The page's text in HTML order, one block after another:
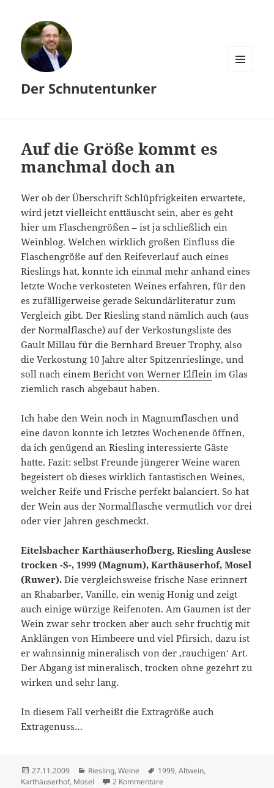
Der Schnutentunker
Auf die Größe kommt es
manchmal doch an
Wer ob der Überschrift Schlüpfrigkeiten erwartete,
wird jetzt vielleicht enttäuscht sein, aber es geht
hier um Flaschengrößen – ist ja schließlich ein
Weinblog. Welchen wirklich großen Einfluss die
Flaschengröße auf den Reifeverlauf auch eines
Rieslings hat, konnte ich einmal mehr anhand eines
letzte Woche verkosteten Weines erfahren, für den
es zufälligerweise gerade Sekundärliteratur zum
Vergleich gibt. Der Riesling stand nämlich auch (aus
der Normalflasche) auf der Verkostungsliste des
Gault Millau für die Bernhard Breuer Trophy, also
die Verkostung 10 Jahre alter Spitzenrieslinge, und
soll nach einemBericht von Werner Elflein im Glas
ziemlich rasch abgebaut haben.
Ich habe den Wein noch in Magnumflaschen und
eine davon konnte ich letztes Wochenende öffnen,
da ich genügend an Riesling interessierte Gäste
hatte. Fazit: selbst Freunde jüngerer Weine waren
begeistert ob dieses wirklich fantastischen Weines,
welcher Reife und Frische perfekt balanciert. So hat
der Wein aus der Normalflasche vermutlich vor drei
oder vier Jahren geschmeckt.
Eitelsbacher Karthäuserhofberg, Riesling Auslese
trocken -S-, 1999 (Magnum), Karthäuserhof, Mosel
(Ruwer). Die vergleichsweise frische Nase erinnert
an Rhabarber, Vanille, ein wenig Honig und zeigt
auch einige würzige Reifenoten. Am Gaumen ist der
Wein zwar sehr trocken aber auch sehr fruchtig mit
Anklängen von Himbeere und viel Pfirsich, dazu ist
er wahnsinnig mineralisch von der ‚rauchigen‘ Art.
Der Abgang ist mineralisch, trocken ohne gezehrt zu
wirken und sehr lang.
In diesem Fall verheißt die Extragröße auch
Extragenuss…
Veröffentlicht
am
27.11.2009 Kategorien
Riesling,Weine Schlagwörter
1999,Altwein,
Karthäuserhof, Mosel 2 Kommentare